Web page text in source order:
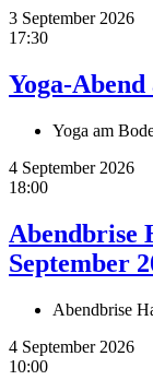
3 September 2026
17:30
Yoga-Abend
Yoga am
4 September 2026
18:00
Abendbrise
September
Abendbrise
4 September 2026
10:00